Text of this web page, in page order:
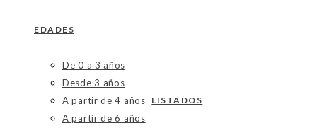
EDADES
De 0 a 3 años
Desde 3 años
A partir de 4 años
A partir de 6 años
LISTADOS